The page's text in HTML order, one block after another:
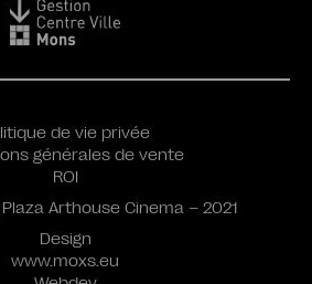
Design
www.moxs.eu
de vie privée
générales de vente
ROI
Arthouse Cinema – 2021